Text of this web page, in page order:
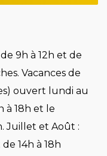
9h à 12h et de
Vacances de
ouvert lundi au
à 18h et le
Juillet et Août :
14h à 18h